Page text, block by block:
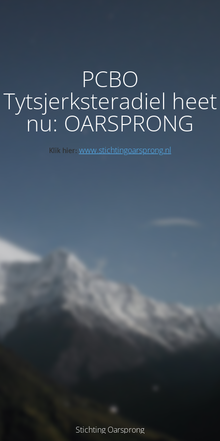
PCBO
Tytsjerksteradiel heet
nu: OARSPRONG
Klik hier: www.stichtingoarsprong.nl
Stichting Oarsprong